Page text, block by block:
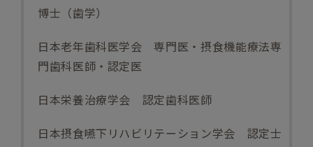
博士（歯学）
日本老年歯科医学会 専門医・摂食機能療法専
門歯科医師・認定医
日本栄養治療学会 認定歯科医師
日本摂食嚥下リハビリテーション学会 認定士